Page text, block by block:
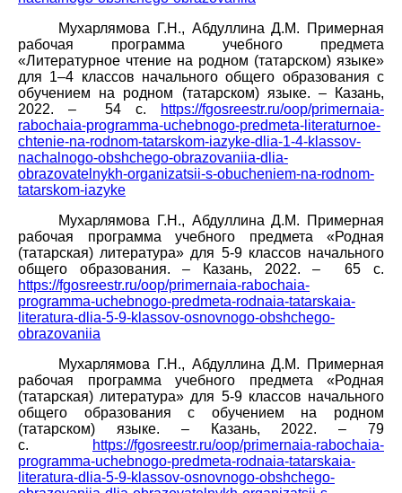
Мухарлямова Г.Н., Абдуллина Д.М. Примерная
рабочая программа учебного предмета
«Литературное чтение на родном (татарском) языке»
для 1–4 классов начального общего образования с
обучением на родном (татарском) языке. – Казань,
2022. – 54 с.
https://fgosreestr.ru/oop/primernaia-
rabochaia-programma-uchebnogo-predmeta-literaturnoe-
chtenie-na-rodnom-tatarskom-iazyke-dlia-1-4-klassov-
nachalnogo-obshchego-obrazovaniia-dlia-
obrazovatelnykh-organizatsii-s-obucheniem-na-rodnom-
tatarskom-iazyke
Мухарлямова Г.Н., Абдуллина Д.М. Примерная
рабочая программа учебного предмета «Родная
(татарская) литература» для 5-9 классов начального
общего образования. – Казань, 2022. – 65 с.
https://fgosreestr.ru/oop/primernaia-rabochaia-
programma-uchebnogo-predmeta-rodnaia-tatarskaia-
literatura-dlia-5-9-klassov-osnovnogo-obshchego-
obrazovaniia
Мухарлямова Г.Н., Абдуллина Д.М. Примерная
рабочая программа учебного предмета «Родная
(татарская) литература» для 5-9 классов начального
общего образования с обучением на родном
(татарском) языке. – Казань, 2022. –
79
с.
https://fgosreestr.ru/oop/primernaia-rabochaia-
programma-uchebnogo-predmeta-rodnaia-tatarskaia-
literatura-dlia-5-9-klassov-osnovnogo-obshchego-